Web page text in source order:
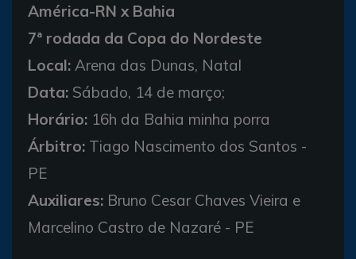
América-RN x Bahia
7ª rodada da Copa do Nordeste
Local: Arena das Dunas, Natal
Data: Sábado, 14 de março;
Horário: 16h da Bahia minha porra
Árbitro: Tiago Nascimento dos Santos -
PE
Auxiliares: Bruno Cesar Chaves Vieira e
Marcelino Castro de Nazaré - PE